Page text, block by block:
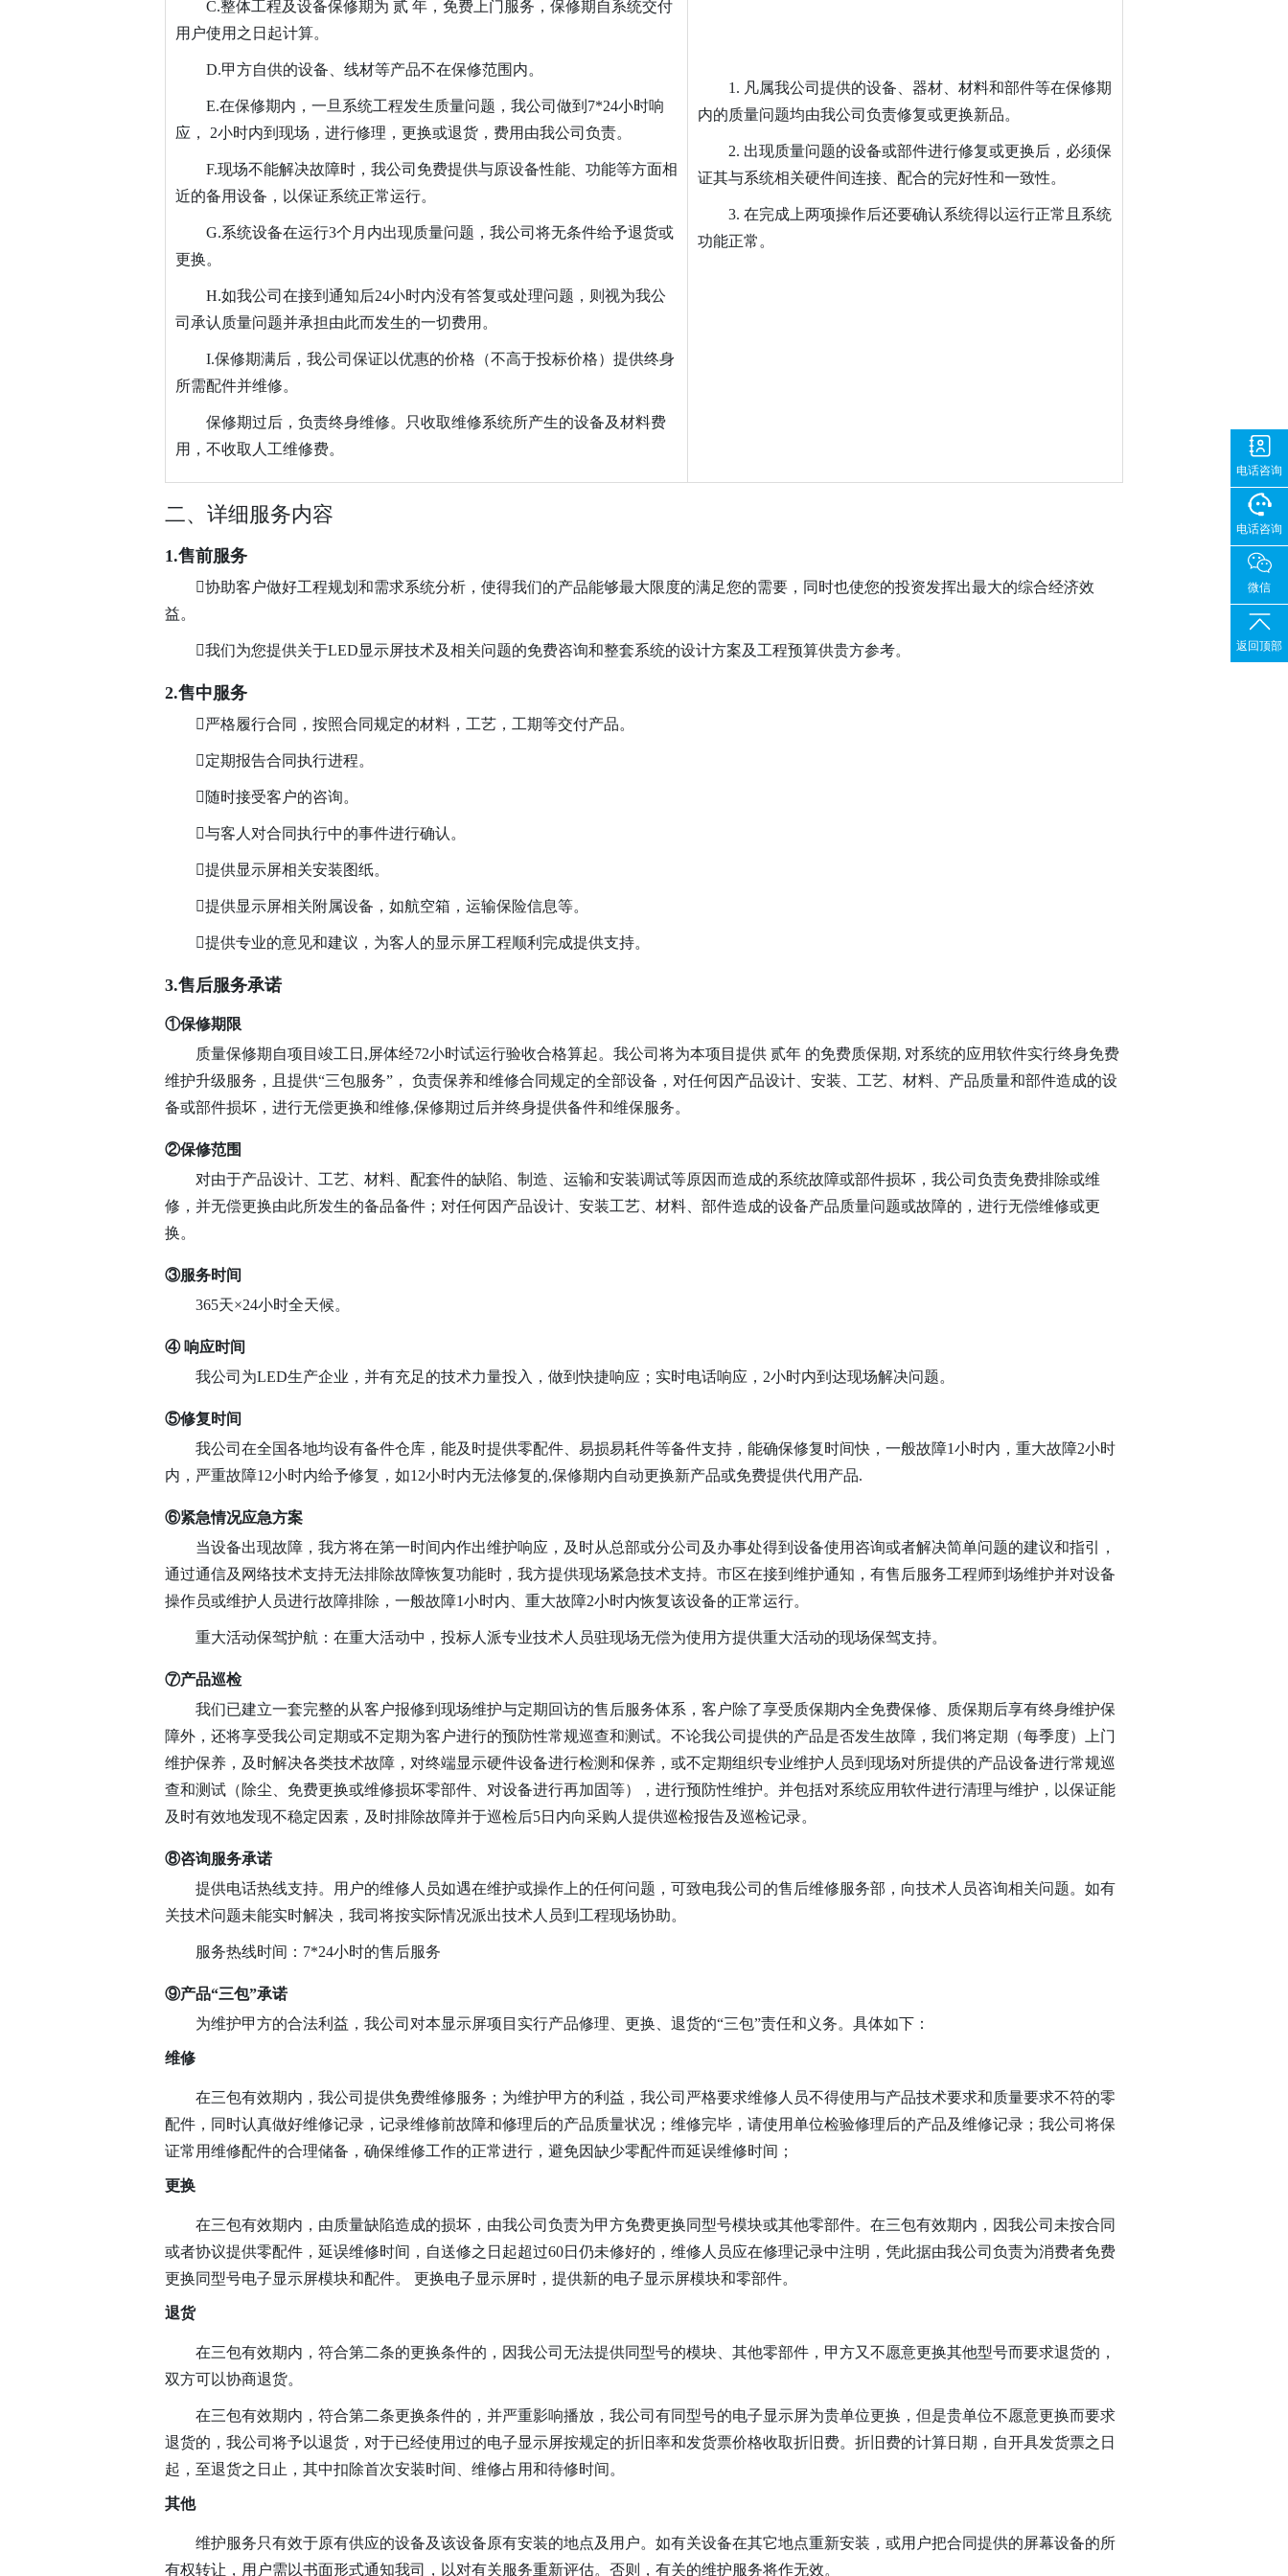
C.整体工程及设备保修期为 贰 年，免费上门服务，保修期自系统交付
用户使用之日起计算。
D.甲方自供的设备、线材等产品不在保修范围内。
E.在保修期内，一旦系统工程发生质量问题，我公司做到7*24小时响
应， 2小时内到现场，进行修理，更换或退货，费用由我公司负责。
F.现场不能解决故障时，我公司免费提供与原设备性能、功能等方面相
近的备用设备，以保证系统正常运行。
G.系统设备在运行3个月内出现质量问题，我公司将无条件给予退货或
更换。
H.如我公司在接到通知后24小时内没有答复或处理问题，则视为我公
司承认质量问题并承担由此而发生的一切费用。
I.保修期满后，我公司保证以优惠的价格（不高于投标价格）提供终身
所需配件并维修。
保修期过后，负责终身维修。只收取维修系统所产生的设备及材料费
用，不收取人工维修费。
1. 凡属我公司提供的设备、器材、材料和部件等在保修期
内的质量问题均由我公司负责修复或更换新品。
2. 出现质量问题的设备或部件进行修复或更换后，必须保
证其与系统相关硬件间连接、配合的完好性和一致性。
3. 在完成上两项操作后还要确认系统得以运行正常且系统
功能正常。
二、详细服务内容
1.售前服务
协助客户做好工程规划和需求系统分析，使得我们的产品能够最大限度的满足您的需要，同时也使您的投资发挥出最大的综合经济效
益。
我们为您提供关于LED显示屏技术及相关问题的免费咨询和整套系统的设计方案及工程预算供贵方参考。
2.售中服务
严格履行合同，按照合同规定的材料，工艺，工期等交付产品。
定期报告合同执行进程。
随时接受客户的咨询。
与客人对合同执行中的事件进行确认。
提供显示屏相关安装图纸。
提供显示屏相关附属设备，如航空箱，运输保险信息等。
提供专业的意见和建议，为客人的显示屏工程顺利完成提供支持。
3.售后服务承诺
①保修期限
质量保修期自项目竣工日,屏体经72小时试运行验收合格算起。我公司将为本项目提供 贰年 的免费质保期, 对系统的应用软件实行终身免费
维护升级服务，且提供“三包服务”， 负责保养和维修合同规定的全部设备，对任何因产品设计、安装、工艺、材料、产品质量和部件造成的设
备或部件损坏，进行无偿更换和维修,保修期过后并终身提供备件和维保服务。
②保修范围
对由于产品设计、工艺、材料、配套件的缺陷、制造、运输和安装调试等原因而造成的系统故障或部件损坏，我公司负责免费排除或维
修，并无偿更换由此所发生的备品备件；对任何因产品设计、安装工艺、材料、部件造成的设备产品质量问题或故障的，进行无偿维修或更
换。
③服务时间
365天×24小时全天候。
④ 响应时间
我公司为LED生产企业，并有充足的技术力量投入，做到快捷响应；实时电话响应，2小时内到达现场解决问题。
⑤修复时间
我公司在全国各地均设有备件仓库，能及时提供零配件、易损易耗件等备件支持，能确保修复时间快，一般故障1小时内，重大故障2小时
内，严重故障12小时内给予修复，如12小时内无法修复的,保修期内自动更换新产品或免费提供代用产品.
⑥紧急情况应急方案
当设备出现故障，我方将在第一时间内作出维护响应，及时从总部或分公司及办事处得到设备使用咨询或者解决简单问题的建议和指引，
通过通信及网络技术支持无法排除故障恢复功能时，我方提供现场紧急技术支持。市区在接到维护通知，有售后服务工程师到场维护并对设备
操作员或维护人员进行故障排除，一般故障1小时内、重大故障2小时内恢复该设备的正常运行。
重大活动保驾护航：在重大活动中，投标人派专业技术人员驻现场无偿为使用方提供重大活动的现场保驾支持。
⑦产品巡检
我们已建立一套完整的从客户报修到现场维护与定期回访的售后服务体系，客户除了享受质保期内全免费保修、质保期后享有终身维护保
障外，还将享受我公司定期或不定期为客户进行的预防性常规巡查和测试。不论我公司提供的产品是否发生故障，我们将定期（每季度）上门
维护保养，及时解决各类技术故障，对终端显示硬件设备进行检测和保养，或不定期组织专业维护人员到现场对所提供的产品设备进行常规巡
查和测试（除尘、免费更换或维修损坏零部件、对设备进行再加固等），进行预防性维护。并包括对系统应用软件进行清理与维护，以保证能
及时有效地发现不稳定因素，及时排除故障并于巡检后5日内向采购人提供巡检报告及巡检记录。
⑧咨询服务承诺
提供电话热线支持。用户的维修人员如遇在维护或操作上的任何问题，可致电我公司的售后维修服务部，向技术人员咨询相关问题。如有
关技术问题未能实时解决，我司将按实际情况派出技术人员到工程现场协助。
服务热线时间：7*24小时的售后服务
⑨产品“三包”承诺
为维护甲方的合法利益，我公司对本显示屏项目实行产品修理、更换、退货的“三包”责任和义务。具体如下：
维修
在三包有效期内，我公司提供免费维修服务；为维护甲方的利益，我公司严格要求维修人员不得使用与产品技术要求和质量要求不符的零
配件，同时认真做好维修记录，记录维修前故障和修理后的产品质量状况；维修完毕，请使用单位检验修理后的产品及维修记录；我公司将保
证常用维修配件的合理储备，确保维修工作的正常进行，避免因缺少零配件而延误维修时间；
更换
在三包有效期内，由质量缺陷造成的损坏，由我公司负责为甲方免费更换同型号模块或其他零部件。在三包有效期内，因我公司未按合同
或者协议提供零配件，延误维修时间，自送修之日起超过60日仍未修好的，维修人员应在修理记录中注明，凭此据由我公司负责为消费者免费
更换同型号电子显示屏模块和配件。 更换电子显示屏时，提供新的电子显示屏模块和零部件。
退货
在三包有效期内，符合第二条的更换条件的，因我公司无法提供同型号的模块、其他零部件，甲方又不愿意更换其他型号而要求退货的，
双方可以协商退货。
在三包有效期内，符合第二条更换条件的，并严重影响播放，我公司有同型号的电子显示屏为贵单位更换，但是贵单位不愿意更换而要求
退货的，我公司将予以退货，对于已经使用过的电子显示屏按规定的折旧率和发货票价格收取折旧费。折旧费的计算日期，自开具发货票之日
起，至退货之日止，其中扣除首次安装时间、维修占用和待修时间。
其他
维护服务只有效于原有供应的设备及该设备原有安装的地点及用户。如有关设备在其它地点重新安装，或用户把合同提供的屏幕设备的所
有权转让，用户需以书面形式通知我司，以对有关服务重新评估。否则，有关的维护服务将作无效。
电话咨询
电话咨询
微信
返回顶部